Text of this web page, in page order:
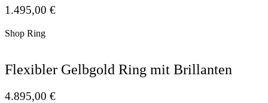
1.495,00 €
Shop Ring
Flexibler Gelbgold Ring mit Brillanten
4.895,00 €